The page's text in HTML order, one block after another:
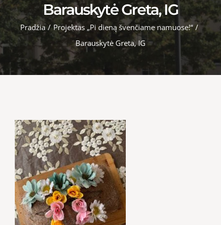
Barauskytė Greta, IG
Pradžia / Projektas „Pi dieną švenčiame namuose!“ /
Barauskytė Greta, IG